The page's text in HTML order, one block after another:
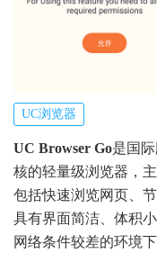
UC浏览器
UC Browser Go是国
核的轻量级浏览器，
包括快速浏览网页、
具有界面简洁、体积
网络条件较差的环境下